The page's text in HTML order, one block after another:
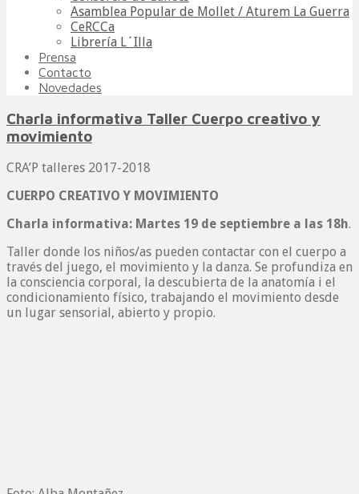
Asamblea Popular de Mollet / Aturem La Guerra
CeRCCa
Librería L´Illa
Prensa
Contacto
Novedades
Charla informativa Taller Cuerpo creativo y
movimiento
CRA’P talleres 2017-2018
CUERPO CREATIVO Y MOVIMIENTO
Charla informativa: Martes 19 de septiembre a las 18h.
Taller donde los niños/as pueden contactar con el cuerpo a
través del juego, el movimiento y la danza. Se profundiza en
la consciencia corporal, la descubierta de la anatomía i el
condicionamiento físico, trabajando el movimiento desde
un lugar sensorial, abierto y propio.